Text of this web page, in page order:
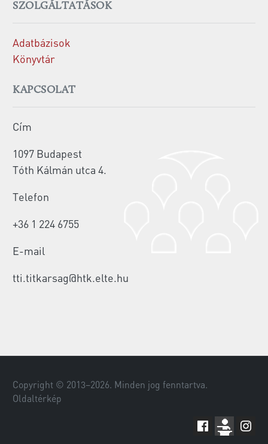
SZOLGÁLTATÁSOK
Adatbázisok
Könyvtár
KAPCSOLAT
Cím
1097 Budapest
Tóth Kálmán utca 4.
Telefon
+36 1 224 6755
E-mail
tti.titkarsag@htk.elte.hu
Copyright © 2013–2026. Minden jog fenntartva.
Oldaltérkép